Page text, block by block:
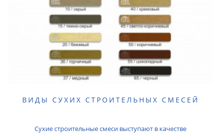
ВИДЫ СУХИХ СТРОИТЕЛЬНЫХ СМЕСЕЙ
Сухие строительные смеси выступают в качестве